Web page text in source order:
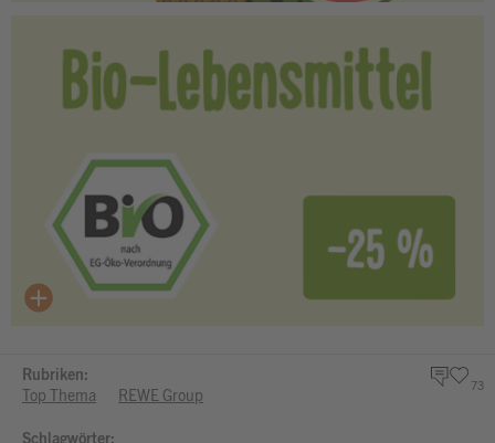
Rubriken:
Top Thema
REWE Group
Schlagwörter:
73